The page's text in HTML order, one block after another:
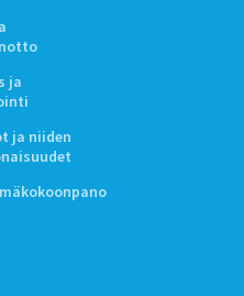
ja
ja niiden